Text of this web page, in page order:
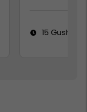
15 Gusht